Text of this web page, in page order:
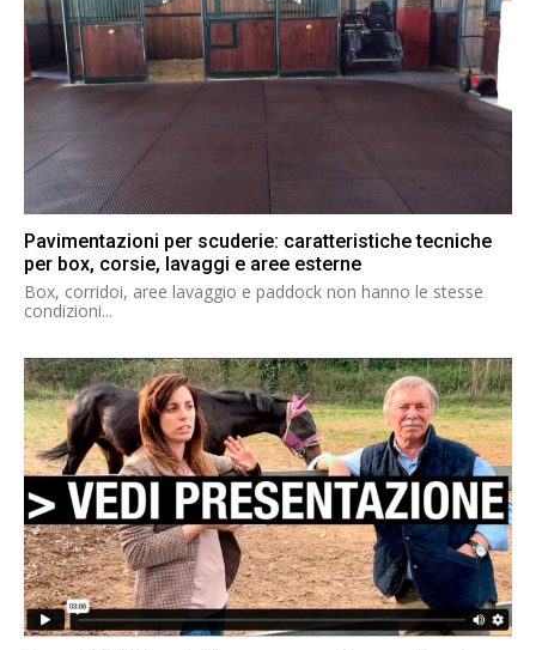
Pavimentazioni per scuderie: caratteristiche tecniche
per box, corsie, lavaggi e aree esterne
Box, corridoi, aree lavaggio e paddock non hanno le stesse
condizioni...